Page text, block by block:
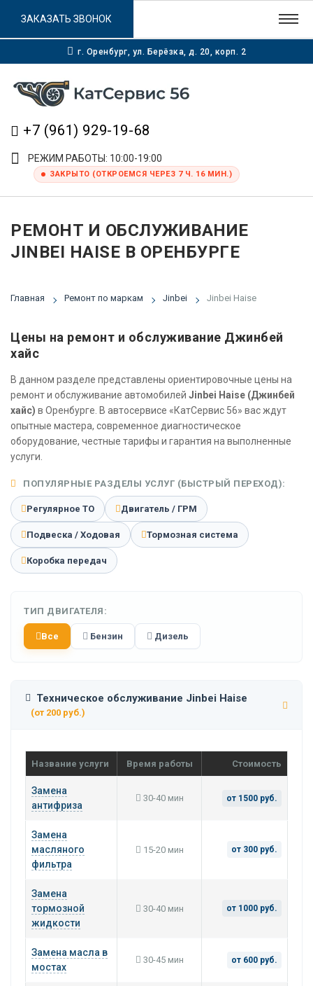
г. Оренбург, ул. Берёзка, д. 20, корп. 2
+7 (961) 929-19-68
РЕЖИМ РАБОТЫ: 10:00-19:00
ЗАКРЫТО (ОТКРОЕМСЯ ЧЕРЕЗ 7 Ч. 16 МИН.)
ЗАКАЗАТЬ ЗВОНОК
РЕМОНТ И ОБСЛУЖИВАНИЕ
JINBEI HAISE В ОРЕНБУРГЕ
Главная Ремонт по маркам Jinbei Jinbei Haise
Цены на ремонт и обслуживание Джинбей
хайс
В данном разделе представлены ориентировочные цены на
ремонт и обслуживание автомобилей Jinbei Haise (Джинбей
хайс) в Оренбурге. В автосервисе «КатСервис 56» вас ждут
опытные мастера, современное диагностическое
оборудование, честные тарифы и гарантия на выполненные
услуги.
ПОПУЛЯРНЫЕ РАЗДЕЛЫ УСЛУГ (БЫСТРЫЙ ПЕРЕХОД):
Регулярное ТО Двигатель / ГРМ
Подвеска / Ходовая Тормозная система
Коробка передач
ТИП ДВИГАТЕЛЯ:
Все Бензин Дизель
Техническое обслуживание Jinbei Haise
(от 200 руб.)
Название услуги Время работы Стоимость
Замена
антифриза
30-40 мин от 1500 руб.
Замена
масляного
фильтра
15-20 мин от 300 руб.
Замена
тормозной
жидкости
30-40 мин от 1000 руб.
Замена масла в
мостах
30-45 мин от 600 руб.